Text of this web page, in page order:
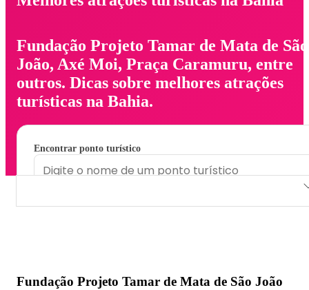
Fundação Projeto Tamar de Mata de São
João, Axé Moi, Praça Caramuru, entre
outros. Dicas sobre melhores atrações
turísticas na Bahia.
Encontrar ponto turístico
Fundação Projeto Tamar de Mata de São João